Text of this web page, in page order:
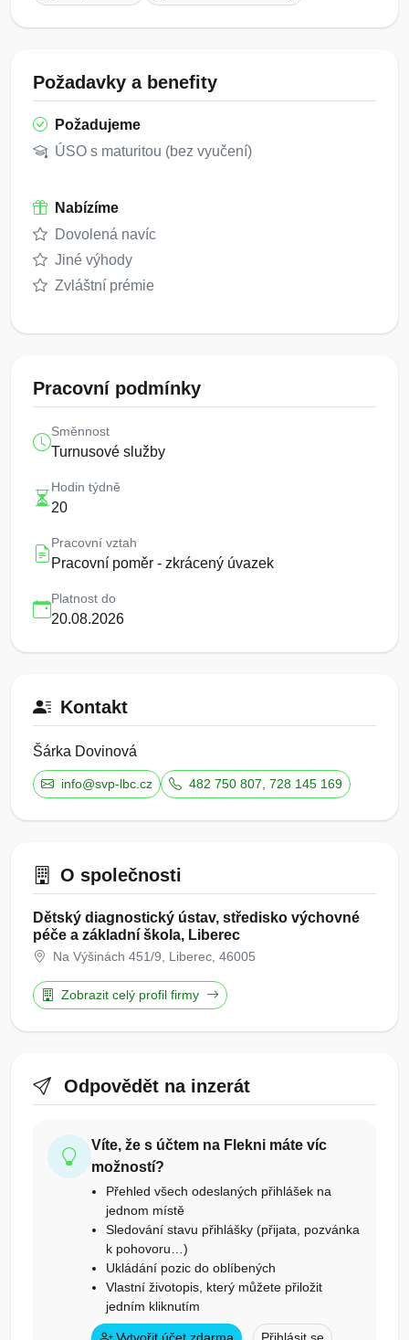
Požadavky a benefity
Požadujeme
ÚSO s maturitou (bez vyučení)
Nabízíme
Dovolená navíc
Jiné výhody
Zvláštní prémie
Pracovní podmínky
Směnnost
Turnusové služby
Hodin týdně
20
Pracovní vztah
Pracovní poměr - zkrácený úvazek
Platnost do
20.08.2026
Kontakt
Šárka Dovinová
info@svp-lbc.cz 482 750 807, 728 145 169
O společnosti
Dětský diagnostický ústav, středisko výchovné
péče a základní škola, Liberec
Na Výšinách 451/9, Liberec, 46005
Zobrazit celý profil firmy
Odpovědět na inzerát
Víte, že s účtem na Flekni máte víc
možností?
Přehled všech odeslaných přihlášek na
jednom místě
Sledování stavu přihlášky (přijata, pozvánka
k pohovoru…)
Ukládání pozic do oblíbených
Vlastní životopis, který můžete přiložit
jedním kliknutím